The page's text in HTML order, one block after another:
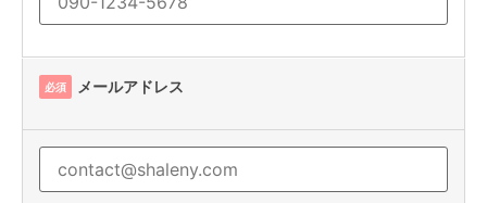
必須 メールアドレス